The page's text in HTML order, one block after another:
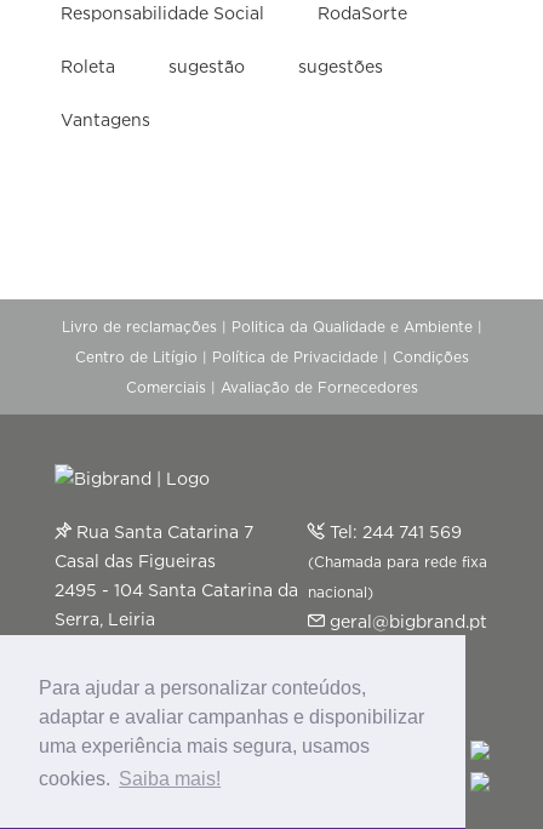
Para ajudar a personalizar conteúdos,
adaptar e avaliar campanhas e disponibilizar
uma experiência mais segura, usamos
cookies. Saiba mais!
Responsabilidade Social RodaSorte
Roleta sugestão sugestões
Vantagens
Livro de reclamações | Politica da Qualidade e Ambiente|
Centro de Litígio | Política de Privacidade| Condições
Comerciais | Avaliação de Fornecedores
Rua Santa Catarina 7
Casal das Figueiras
2495 - 104 Santa Catarina da
Serra, Leiria
| 14h-18h
Tel: 244 741 569
(Chamada para rede fixa
nacional)
geral@bigbrand.pt